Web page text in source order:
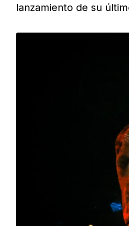
lanzamiento de su